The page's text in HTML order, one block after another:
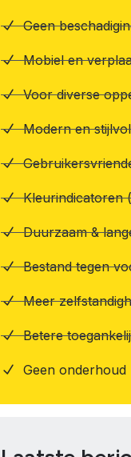
Geen
Mobiel en
Voor diverse
Modern en
Kleurindicatoren
Duurzaam &
Bestand tegen
Meer
Betere
Geen onderhoud